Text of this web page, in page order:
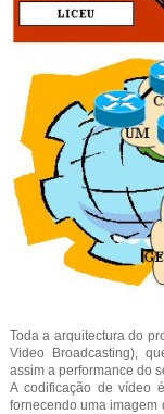
Toda a arquitectura do
Video Broadcasting),
assim a performance do
A codificação de vídeo
fornecendo uma imagem